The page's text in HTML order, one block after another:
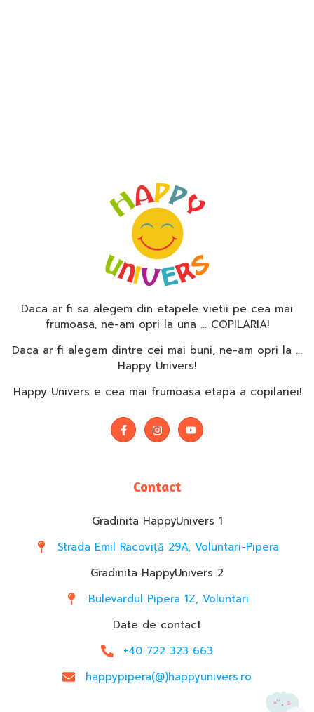
Daca ar fi sa alegem din etapele vietii pe cea mai
frumoasa, ne-am opri la una … COPILARIA!
Daca ar fi alegem dintre cei mai buni, ne-am opri la …
Happy Univers!
Happy Univers e cea mai frumoasa etapa a copilariei!
Contact
Gradinita HappyUnivers 1
Strada Emil Racoviță 29A, Voluntari-Pipera
Gradinita HappyUnivers 2
Bulevardul Pipera 1Z, Voluntari
Date de contact
+40 722 323 663
happypipera(@)happyunivers.ro